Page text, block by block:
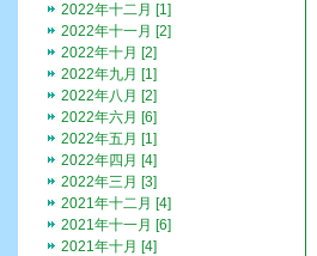
2022年十二月 [1]
2022年十一月 [2]
2022年十月 [2]
2022年九月 [1]
2022年八月 [2]
2022年六月 [6]
2022年五月 [1]
2022年四月 [4]
2022年三月 [3]
2021年十二月 [4]
2021年十一月 [6]
2021年十月 [4]